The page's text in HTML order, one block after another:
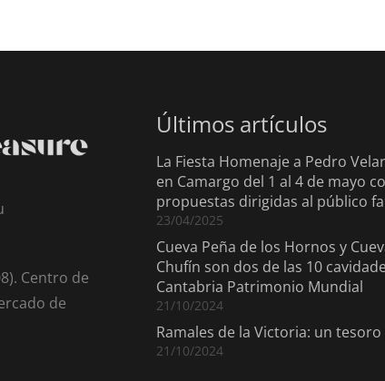
Centro de
de
Últimos artículos
La Fiesta Homenaje a Pedro
en Camargo del 1 al 4 de mayo
propuestas dirigidas al público
23/04/2025
Cueva Peña de los Hornos y
Chufín son dos de las 10
Cantabria Patrimonio Mundial
21/10/2024
Ramales de la Victoria: un
21/10/2024